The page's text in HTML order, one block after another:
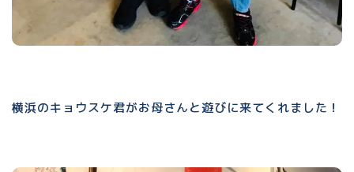
横浜のキョウスケ君がお母さんと遊びに来てくれました！